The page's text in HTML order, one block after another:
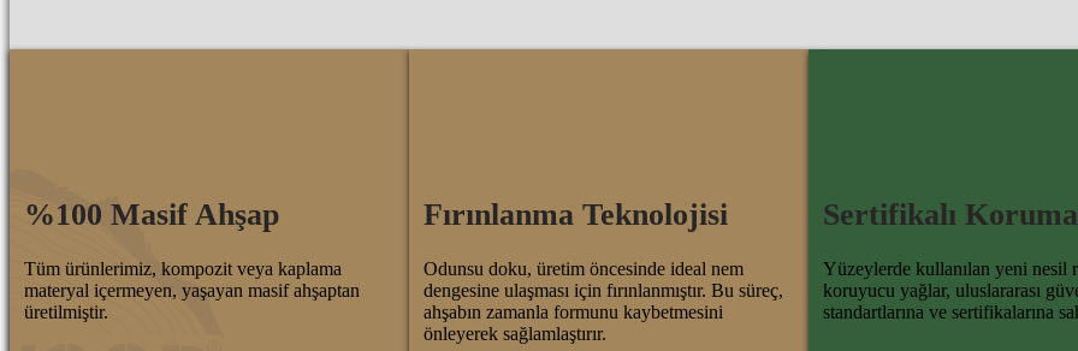
%100 Masif Ahşap
Tüm ürünlerimiz, kompozit veya kaplama
materyal içermeyen, yaşayan masif ahşaptan
üretilmiştir.
Fırınlanma Teknolojisi
Odunsu doku, üretim öncesinde ideal nem
dengesine ulaşması için fırınlanmıştır. Bu süreç,
ahşabın zamanla formunu kaybetmesini
önleyerek sağlamlaştırır.
Sertifikalı Koruma
Yüzeylerde kullanılan yeni nesil
koruyucu yağlar, uluslararası
standartlarına ve sertifikalarına